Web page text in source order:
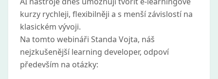
kurzy rychleji, flexibilněji a s menší závislostí na
klasickém vývoji.
Na tomto webináři Standa Vojta, náš
nejzkušenější learning developer, odpoví
především na otázky: